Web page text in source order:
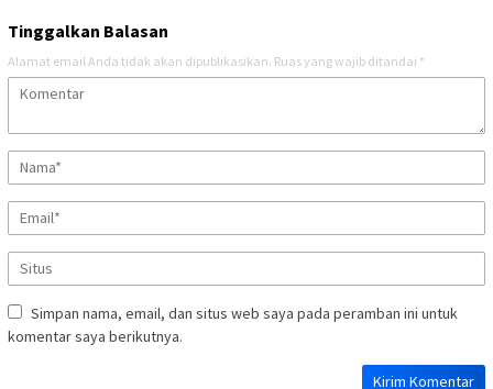
Tinggalkan Balasan
Alamat email Anda tidak akan dipublikasikan. Ruas yang wajib ditandai *
Simpan nama, email, dan situs web saya pada peramban ini untuk
komentar saya berikutnya.